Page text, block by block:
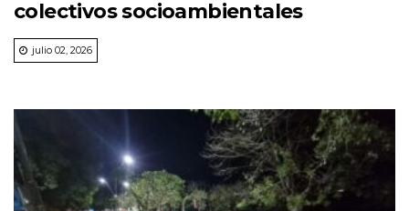
colectivos socioambientales
julio 02, 2026